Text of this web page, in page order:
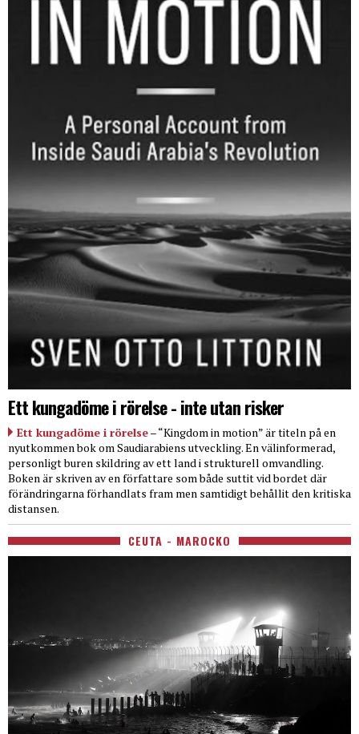
Ett kungadöme i rörelse - inte utan risker
Ett kungadöme i rörelse– “Kingdom in motion” är titeln på en
nyutkommen bok om Saudiarabiens utveckling. En välinformerad,
personligt buren skildring av ett land i strukturell omvandling.
Boken är skriven av en författare som både suttit vid bordet där
förändringarna förhandlats fram men samtidigt behållit den kritiska
distansen.
CEUTA - MAROCKO